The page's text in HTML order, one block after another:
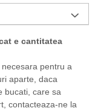
e cantitatea
pentru a
aparte, daca
bucati, care sa
contacteaza-ne la